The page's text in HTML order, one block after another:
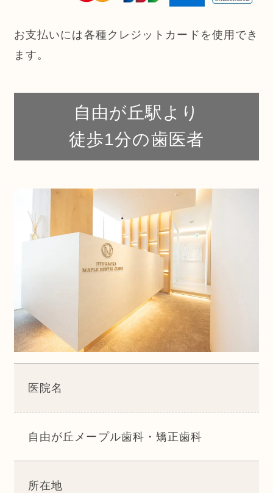
お支払いには各種クレジットカードを使用でき
ます。
自由が丘駅より
徒歩1分の歯医者
医院名
自由が丘メープル歯科・矯正歯科
所在地